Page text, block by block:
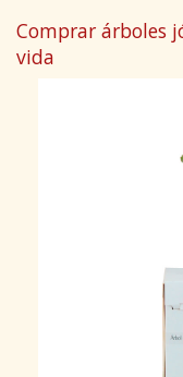
Comprar árboles
vida